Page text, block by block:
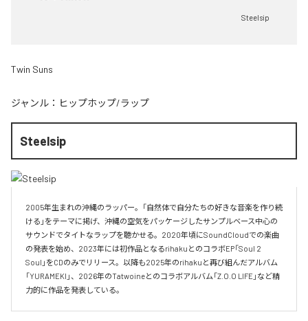
Steelsip
Twin Suns
ジャンル： ヒップホップ/ラップ
Steelsip
2005年生まれの沖縄のラッパー。「自然体で自分たちの好きな音楽を作り続
ける」をテーマに掲げ、沖縄の空気をパッケージしたサンプルベース中心の
サウンドでタイトなラップを聴かせる。2020年頃にSoundCloudでの楽曲
の発表を始め、2023年には初作品となるrihakuとのコラボEP「Soul 2
Soul」をCDのみでリリース。以降も2025年のrihakuと再び組んだアルバム
「YURAMEKI」、2026年のTatwoineとのコラボアルバム「Z.O.O LIFE」など精
力的に作品を発表している。